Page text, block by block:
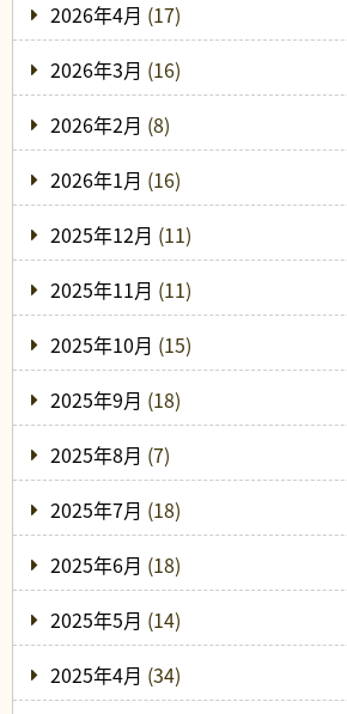
2026年4月 (17)
2026年3月 (16)
2026年2月 (8)
2026年1月 (16)
2025年12月 (11)
2025年11月 (11)
2025年10月 (15)
2025年9月 (18)
2025年8月 (7)
2025年7月 (18)
2025年6月 (18)
2025年5月 (14)
2025年4月 (34)